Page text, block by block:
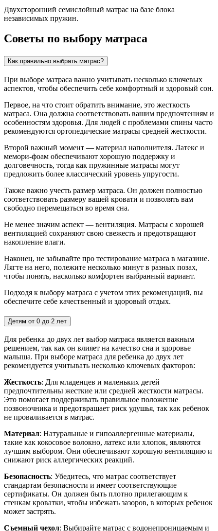
Двухсторонний семислойный матрас на базе блока
независимых пружин.
Советы по выбору матраса
Как правильно выбрать матрас?
При выборе матраса важно учитывать несколько ключевых
аспектов, чтобы обеспечить себе комфортный и здоровый сон.
Первое, на что стоит обратить внимание, это жесткость
матраса. Она должна соответствовать вашим предпочтениям и
особенностям здоровья. Для людей с проблемами спины часто
рекомендуются ортопедические матрасы средней жесткости.
Второй важный момент — материал наполнителя. Латекс и
мемори-фоам обеспечивают хорошую поддержку и
долговечность, тогда как пружинные матрасы могут
предложить более классический уровень упругости.
Также важно учесть размер матраса. Он должен полностью
соответствовать размеру вашей кровати и позволять вам
свободно перемещаться во время сна.
Не менее значим аспект — вентиляция. Матрасы с хорошей
вентиляцией сохраняют свою свежесть и предотвращают
накопление влаги.
Наконец, не забывайте про тестирование матраса в магазине.
Лягте на него, полежите несколько минут в разных позах,
чтобы понять, насколько комфортен выбранный вариант.
Подходя к выбору матраса с учетом этих рекомендаций, вы
обеспечите себе качественный и здоровый отдых.
Детям от 0 до 2 лет
Для ребенка до двух лет выбор матраса является важным
решением, так как он влияет на качество сна и здоровье
малыша. При выборе матраса для ребенка до двух лет
рекомендуется учитывать несколько ключевых факторов:
Жесткость: Для младенцев и маленьких детей
предпочтительны жесткие или средней жесткости матрасы.
Это помогает поддерживать правильное положение
позвоночника и предотвращает риск удушья, так как ребенок
не проваливается в матрас.
Материал: Натуральные и гипоаллергенные материалы,
такие как кокосовое волокно, латекс или хлопок, являются
лучшим выбором. Они обеспечивают хорошую вентиляцию и
снижают риск аллергических реакций.
Безопасность: Убедитесь, что матрас соответствует
стандартам безопасности и имеет соответствующие
сертификаты. Он должен быть плотно прилегающим к
стенкам кроватки, чтобы избежать зазоров, в которых ребенок
может застрять.
Съемный чехол: Выбирайте матрас с водонепроницаемым и